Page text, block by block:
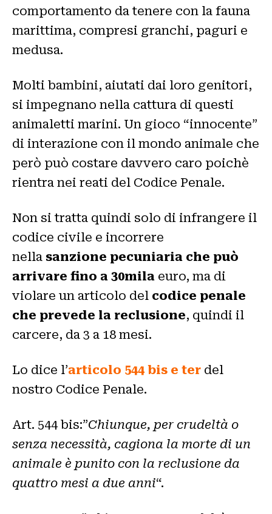
comportamento da tenere con la fauna
marittima, compresi granchi, paguri e
medusa.
Molti bambini, aiutati dai loro genitori,
si impegnano nella cattura di questi
animaletti marini. Un gioco “innocente”
di interazione con il mondo animale che
però può costare davvero caro poichè
rientra nei reati del Codice Penale.
Non si tratta quindi solo di infrangere il
codice civile e incorrere
nella sanzione pecuniaria che può
arrivare fino a 30mila euro, ma di
violare un articolo del codice penale
che prevede la reclusione, quindi il
carcere, da 3 a 18 mesi.
Lo dice l’articolo 544 bis e ter del
nostro Codice Penale.
Art. 544 bis:”Chiunque, per crudeltà o
senza necessità, cagiona la morte di un
animale è punito con la reclusione da
quattro mesi a due anni“.